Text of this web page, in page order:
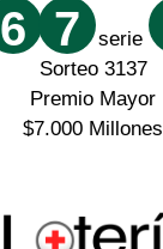
6 7 serie
Sorteo 3137
Premio Mayor
$7.000 Millones